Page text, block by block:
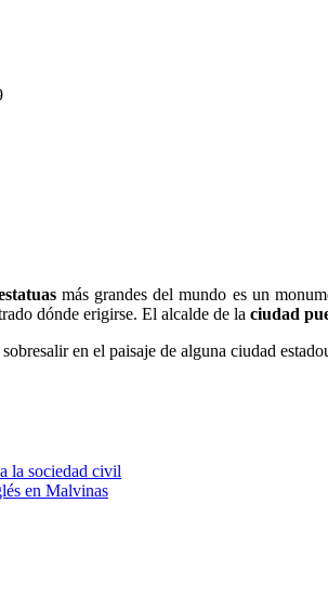
más grandes del mundo es un
dónde erigirse. El alcalde de la ciudad
en el paisaje de alguna ciudad
la sociedad civil
en Malvinas